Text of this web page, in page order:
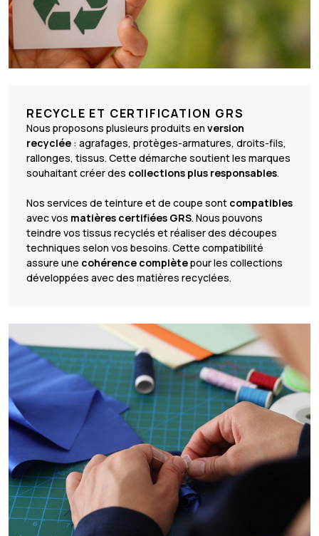
RECYCLE ET CERTIFICATION GRS
Nous proposons plusieurs produits en version
recyclée : agrafages, protèges-armatures, droits-fils,
rallonges, tissus. Cette démarche soutient les marques
souhaitant créer des collections plus responsables.
Nos services de teinture et de coupe sont compatibles
avec vos matières certifiées GRS. Nous pouvons
teindre vos tissus recyclés et réaliser des découpes
techniques selon vos besoins. Cette compatibilité
assure une cohérence complètepour les collections
développées avec des matières recyclées.